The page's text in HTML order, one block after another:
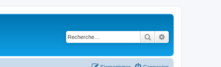
Rechercher